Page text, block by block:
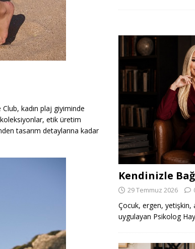
kadın plaj giyiminde
koleksiyonlar, etik üretim
tasarım detaylarına kadar
Kendinizle
29 Temmuz 2026
Çocuk, ergen, yetişkin,
uygulayan Psikolog